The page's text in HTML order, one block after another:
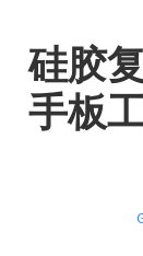
硅胶
手板